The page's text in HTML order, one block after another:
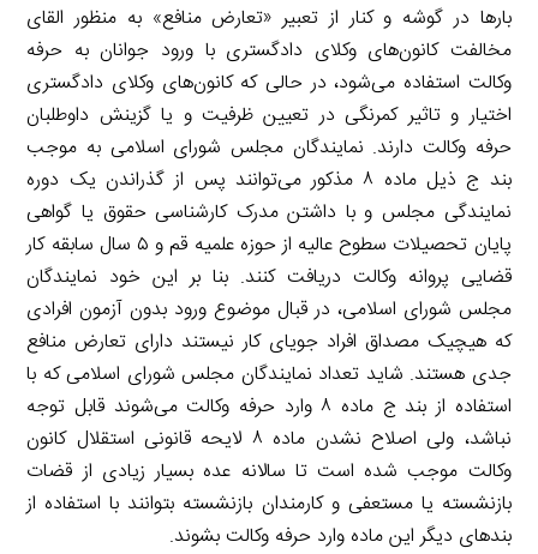
بارها در گوشه و کنار از تعبیر «تعارض منافع» به منظور القای
مخالفت کانون‌های وکلای دادگستری با ورود جوانان به حرفه
وکالت استفاده می‌شود، در حالی که کانون‌های وکلای دادگستری
اختیار و تاثیر کمرنگی در تعیین ظرفیت و یا گزینش داوطلبان
حرفه وکالت دارند. نمایندگان مجلس شورای اسلامی به موجب
بند ج ذیل ماده ۸ مذکور می‌توانند پس از گذراندن یک دوره
نمایندگی مجلس و با داشتن مدرک کارشناسی حقوق یا گواهی
پایان تحصیلات سطوح عالیه از حوزه علمیه قم و ۵ سال سابقه کار
قضایی پروانه وکالت دریافت کنند. بنا بر این خود نمایندگان
مجلس شورای اسلامی، در قبال موضوع ورود بدون آزمون افرادی
که هیچیک مصداق افراد جویای کار نیستند دارای تعارض منافع
جدی هستند. شاید تعداد نمایندگان مجلس شورای اسلامی که با
استفاده از بند ج ماده ۸ وارد حرفه وکالت می‌شوند قابل توجه
نباشد، ولی اصلاح نشدن ماده ۸ لایحه قانونی استقلال کانون
وکالت موجب شده است تا سالانه عده بسیار زیادی از قضات
بازنشسته یا مستعفی و کارمندان بازنشسته بتوانند با استفاده از
بندهای دیگر این ماده وارد حرفه وکالت بشوند.